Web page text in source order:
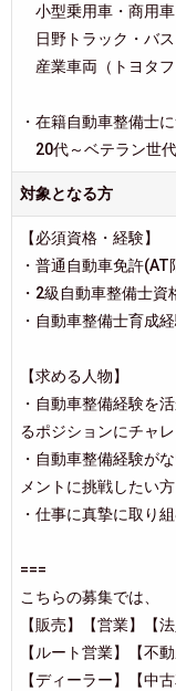
小型乗用車・商用車
日野トラック・バス
産業車両（トヨタフ
・在籍自動車整備士
20代～ベテラン世
対象となる方
【必須資格・経験】
・普通自動車免許(AT
・2級自動車整備士
・自動車整備士育成
【求める人物】
・自動車整備経験を
るポジションにチャ
・自動車整備経験が
メントに挑戦したい方
・仕事に真摯に取り
===
こちらの募集では、
【販売】【営業】【
【ルート営業】【不
【ディーラー】【中